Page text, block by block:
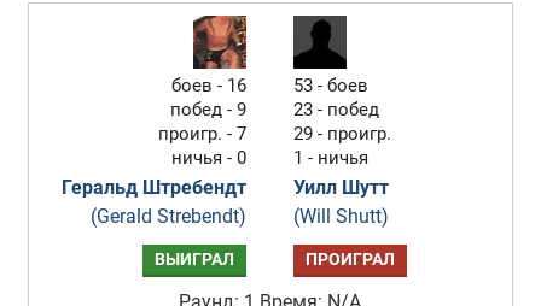
боев - 16
побед - 9
проигр. - 7
ничья - 0
Геральд Штребендт
(Gerald Strebendt)
53 - боев
23 - побед
29 - проигр.
1 - ничья
Уилл Шутт
(Will Shutt)
ВЫИГРАЛ ПРОИГРАЛ